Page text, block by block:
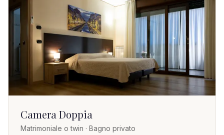
Camera Doppia
Matrimoniale o twin · Bagno privato